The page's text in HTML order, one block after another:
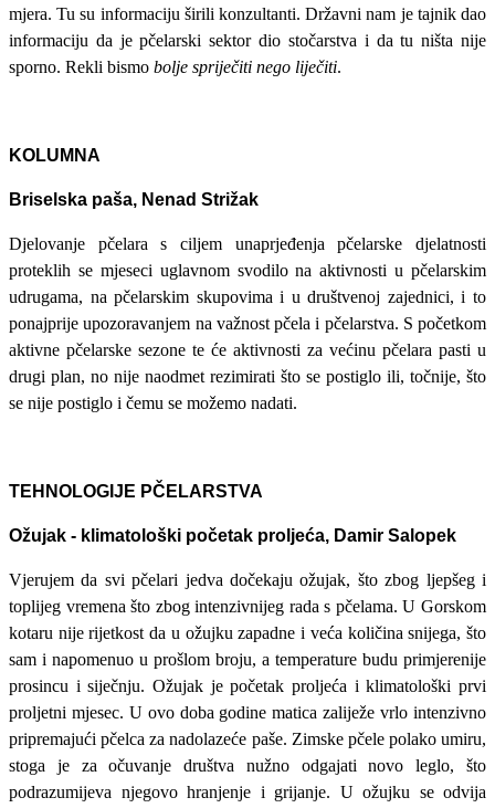
mjera. Tu su informaciju širili konzultanti. Državni nam je tajnik dao
informaciju da je pčelarski sektor dio stočarstva i da tu ništa nije
sporno. Rekli bismo bolje spriječiti nego liječiti.
KOLUMNA
Briselska paša, Nenad Strižak
Djelovanje pčelara s ciljem unaprjeđenja pčelarske djelatnosti
proteklih se mjeseci uglavnom svodilo na aktivnosti u pčelarskim
udrugama, na pčelarskim skupovima i u društvenoj zajednici, i to
ponajprije upozoravanjem na važnost pčela i pčelarstva. S početkom
aktivne pčelarske sezone te će aktivnosti za većinu pčelara pasti u
drugi plan, no nije naodmet rezimirati što se postiglo ili, točnije, što
se nije postiglo i čemu se možemo nadati.
TEHNOLOGIJE PČELARSTVA
Ožujak - klimatološki početak proljeća, Damir Salopek
Vjerujem da svi pčelari jedva dočekaju ožujak, što zbog ljepšeg i
toplijeg vremena što zbog intenzivnijeg rada s pčelama. U Gorskom
kotaru nije rijetkost da u ožujku zapadne i veća količina snijega, što
sam i napomenuo u prošlom broju, a temperature budu primjerenije
prosincu i siječnju. Ožujak je početak proljeća i klimatološki prvi
proljetni mjesec. U ovo doba godine matica zaliježe vrlo intenzivno
pripremajući pčelca za nadolazeće paše. Zimske pčele polako umiru,
stoga je za očuvanje društva nužno odgajati novo leglo, što
podrazumijeva njegovo hranjenje i grijanje. U ožujku se odvija